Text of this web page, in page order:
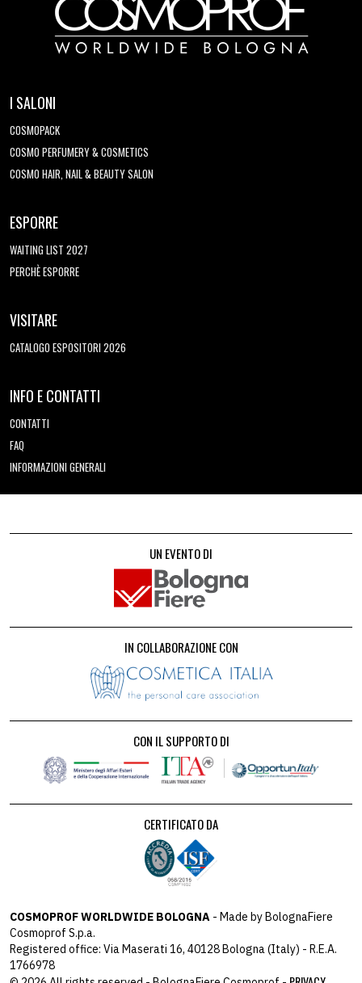
I SALONI
COSMOPACK
COSMO PERFUMERY & COSMETICS
COSMO HAIR, NAIL & BEAUTY SALON
ESPORRE
WAITING LIST 2027
PERCHÈ ESPORRE
VISITARE
CATALOGO ESPOSITORI 2026
INFO E CONTATTI
CONTATTI
FAQ
INFORMAZIONI GENERALI
UN EVENTO DI
IN COLLABORAZIONE CON
CON IL SUPPORTO DI
CERTIFICATO DA
COSMOPROF WORLDWIDE BOLOGNA - Made by BolognaFiere
Cosmoprof S.p.a.
Registered office: Via Maserati 16, 40128 Bologna (Italy) - R.E.A.
1766978